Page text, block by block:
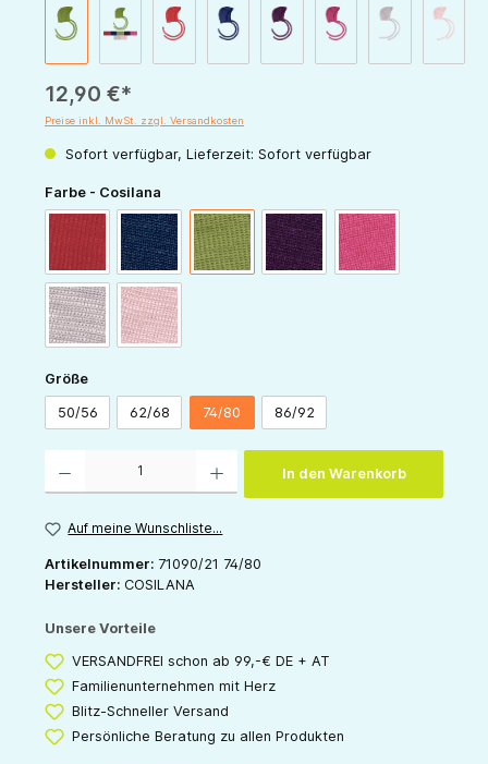
12,90 €*
Preise inkl. MwSt. zzgl. Versandkosten
Sofort verfügbar, Lieferzeit: Sofort verfügbar
Farbe - Cosilana
marine grün pflaume pink
grau rose
Größeauswählen
50/56 62/68 74/80 86/92
In den Warenkorb
Auf meine Wunschliste...
Artikelnummer: 71090/21 74/80
Hersteller: COSILANA
Unsere Vorteile
VERSANDFREI schon ab 99,-€ DE + AT
Familienunternehmen mit Herz
Blitz-Schneller Versand
Persönliche Beratung zu allen Produkten